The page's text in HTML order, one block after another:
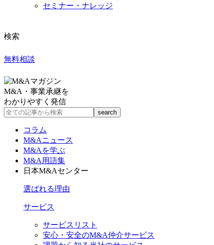
セミナー・ナレッジ
検索
無料相談
M&A・事業承継を
わかりやすく発信
コラム
M&Aニュース
M&Aを学ぶ
M&A用語集
日本M&Aセンター
選ばれる理由
サービス
サービスリスト
安心・安全のM&A仲介サービス